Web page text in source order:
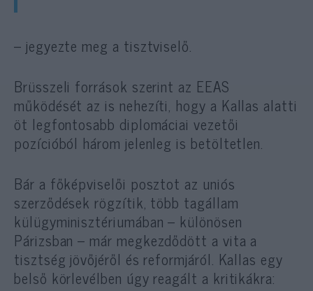
– jegyezte meg a tisztviselő.
Brüsszeli források szerint az EEAS
működését az is nehezíti, hogy a Kallas alatti
öt legfontosabb diplomáciai vezetői
pozícióból három jelenleg is betöltetlen.
Bár a főképviselői posztot az uniós
szerződések rögzítik, több tagállam
külügyminisztériumában – különösen
Párizsban – már megkezdődött a vita a
tisztség jövőjéről és reformjáról. Kallas egy
belső körlevélben úgy reagált a kritikákra: